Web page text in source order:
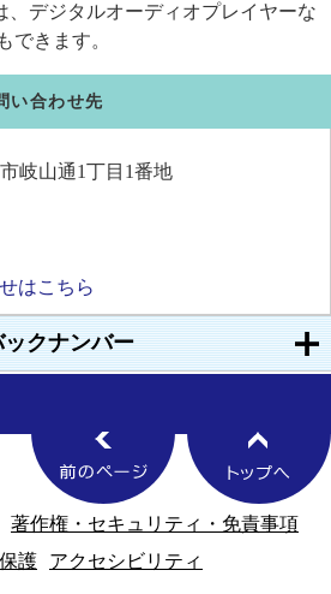
クナンバー
デジタルオーディオプレイヤーな
できます。
い合わせ先
岐山通1丁目1番地
はこちら
著作権・セキュリティ・免責事項
護
アクセシビリティ